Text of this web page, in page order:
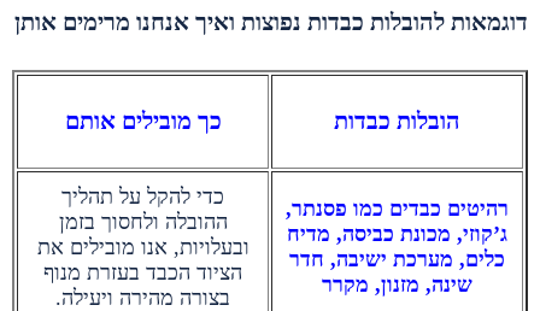
דוגמאות להובלות כבדות נפוצות ואיך אנחנו מרימים אותן
הובלות כבדות כך מובילים אותם
רהיטים כבדים כמו פסנתר,
ג’קוזי, מכונת כביסה, מדיח
כלים, מערכת ישיבה, חדר
שינה, מזנון, מקרר
כדי להקל על תהליך
ההובלה ולחסוך בזמן
ובעלויות, אנו מובילים את
הציוד הכבד בעזרת מנוף
בצורה מהירה ויעילה.